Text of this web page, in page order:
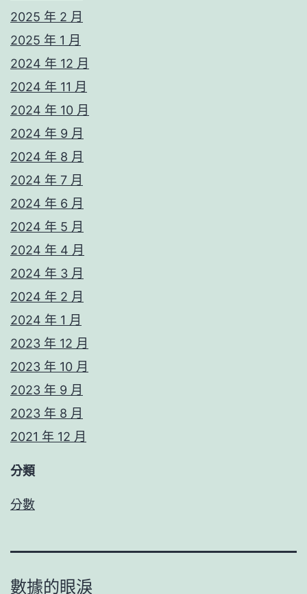
2025 年 2 月
2025 年 1 月
2024 年 12 月
2024 年 11 月
2024 年 10 月
2024 年 9 月
2024 年 8 月
2024 年 7 月
2024 年 6 月
2024 年 5 月
2024 年 4 月
2024 年 3 月
2024 年 2 月
2024 年 1 月
2023 年 12 月
2023 年 10 月
2023 年 9 月
2023 年 8 月
2021 年 12 月
分類
分數
數據的眼淚